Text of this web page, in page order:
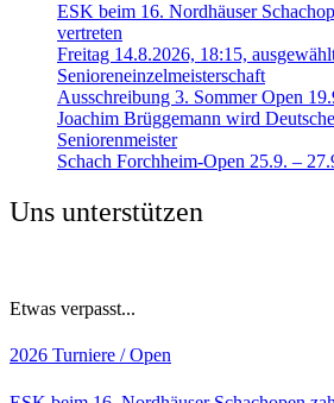
ESK beim 16. Nordhäuser
vertreten
Freitag 14.8.2026, 18:15,
Senioreneinzelmeisterschaft
Ausschreibung 3. Sommer Open
Joachim Brüggemann wird
Seniorenmeister
Schach Forchheim-Open 25.9. –
Uns unterstützen
Etwas verpasst...
2026 Turniere / Open